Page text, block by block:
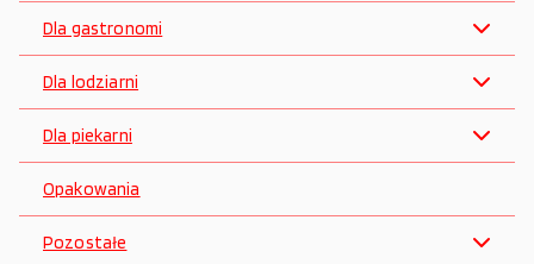
Dla gastronomi
Dla lodziarni
Dla piekarni
Opakowania
Pozostałe